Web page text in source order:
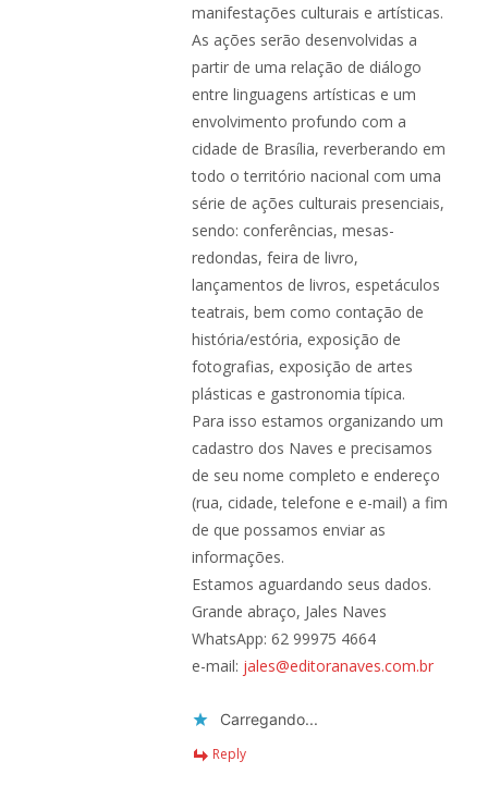
manifestações culturais e artísticas.
As ações serão desenvolvidas a
partir de uma relação de diálogo
entre linguagens artísticas e um
envolvimento profundo com a
cidade de Brasília, reverberando em
todo o território nacional com uma
série de ações culturais presenciais,
sendo: conferências, mesas-
redondas, feira de livro,
lançamentos de livros, espetáculos
teatrais, bem como contação de
história/estória, exposição de
fotografias, exposição de artes
plásticas e gastronomia típica.
Para isso estamos organizando um
cadastro dos Naves e precisamos
de seu nome completo e endereço
(rua, cidade, telefone e e-mail) a fim
de que possamos enviar as
informações.
Estamos aguardando seus dados.
Grande abraço, Jales Naves
WhatsApp: 62 99975 4664
e-mail: jales@editoranaves.com.br
Carregando...
Reply